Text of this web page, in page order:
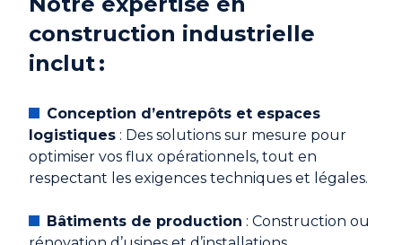
construction industrielle
inclut :
Conception d’entrepôts et espaces
logistiques : Des solutions sur mesure pour
optimiser vos flux opérationnels, tout en
respectant les exigences techniques et légales.
Bâtiments de production : Construction ou